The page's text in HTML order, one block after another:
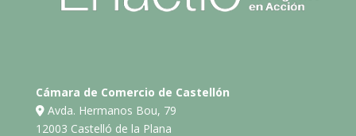
Cámara de Comercio de Castellón
Avda. Hermanos Bou, 79
12003 Castelló de la Plana